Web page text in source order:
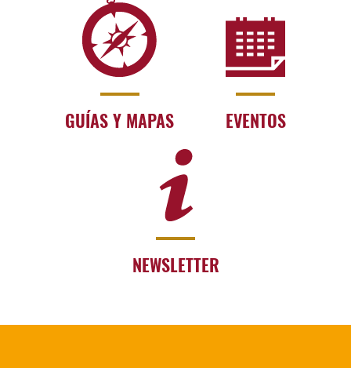
GUÍAS Y MAPAS EVENTOS
NEWSLETTER